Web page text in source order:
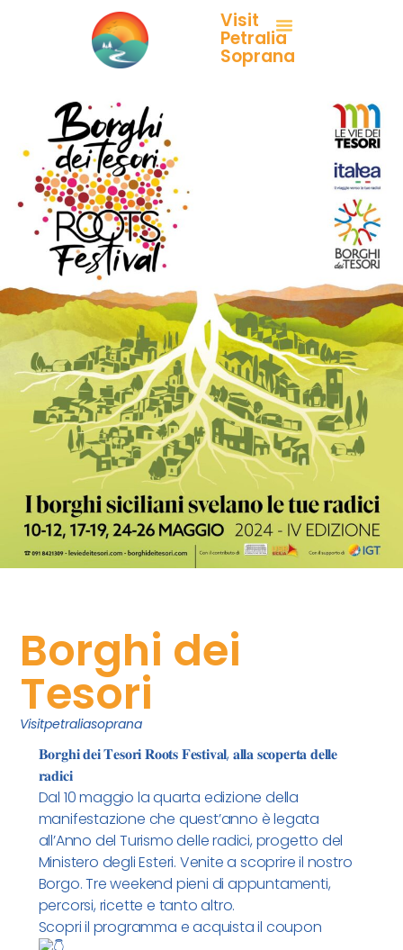
Visit
Petralia
Soprana
Borghi dei
Tesori
Visitpetraliasoprana
𝐁𝐨𝐫𝐠𝐡𝐢 𝐝𝐞𝐢 𝐓𝐞𝐬𝐨𝐫𝐢 𝐑𝐨𝐨𝐭𝐬 𝐅𝐞𝐬𝐭𝐢𝐯𝐚𝐥, 𝐚𝐥𝐥𝐚 𝐬𝐜𝐨𝐩𝐞𝐫𝐭𝐚 𝐝𝐞𝐥𝐥𝐞
𝐫𝐚𝐝𝐢𝐜𝐢
Dal 10 maggio la quarta edizione della
manifestazione che quest’anno è legata
all’Anno del Turismo delle radici, progetto del
Ministero degli Esteri. Venite a scoprire il nostro
Borgo. Tre weekend pieni di appuntamenti,
percorsi, ricette e tanto altro.
Scopri il programma e acquista il coupon